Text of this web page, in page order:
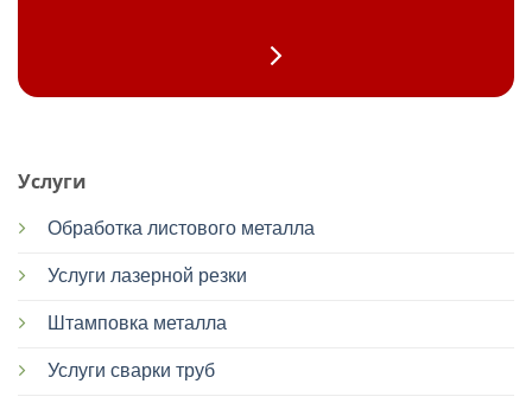
Услуги
Обработка листового металла
Услуги лазерной резки
Штамповка металла
Услуги сварки труб